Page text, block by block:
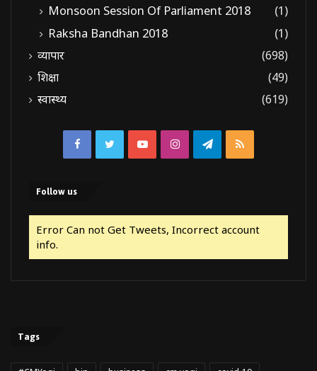
Monsoon Session Of Parliament 2018
(1)
Raksha Bandhan 2018
(1)
व्यापार
(698)
शिक्षा
(49)
स्वास्थ्य
(619)
FacebookTwitterYouTubeInstagramTelegram
RSS
Follow us
Error Can not Get Tweets, Incorrect account
info.
Tags